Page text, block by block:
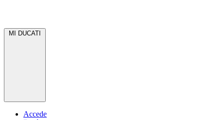
MI DUCATI
Accede